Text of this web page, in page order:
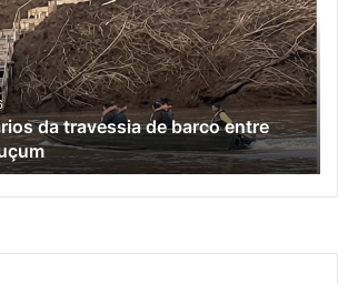
recebe 1200 profissionais do trade